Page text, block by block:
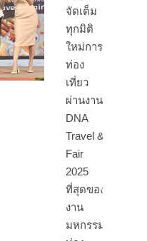
จัดเต็ม
ทุกมิติ
ใหม่การ
ท่อง
เที่ยว
ผ่านงาน
DNA
Travel &
Fair
2025
ที่สุดของ
งาน
มหกรรม